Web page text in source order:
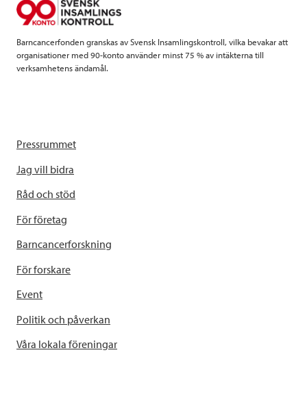
Barncancerfonden granskas av Svensk Insamlingskontroll, vilka bevakar att
organisationer med 90-konto använder minst 75 % av intäkterna till
verksamhetens ändamål.
Pressrummet
Jag vill bidra
Råd och stöd
För företag
Barncancerforskning
För forskare
Event
Politik och påverkan
Våra lokala föreningar